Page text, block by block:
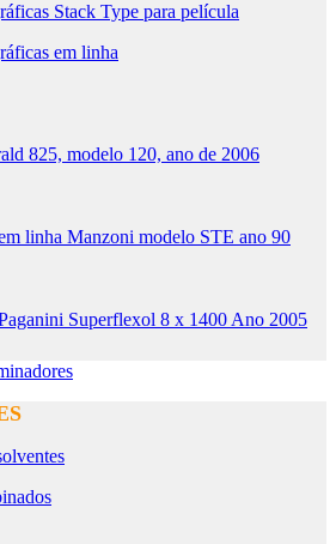
Stack Type para película
em linha
825, modelo 120, ano de 2006
linha Manzoni modelo STE ano 90
Superflexol 8 x 1400 Ano 2005